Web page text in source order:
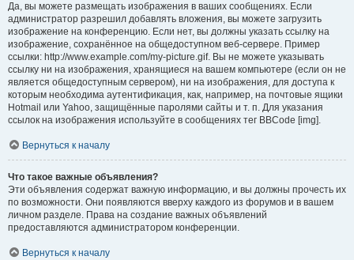
Да, вы можете размещать изображения в ваших сообщениях. Если
администратор разрешил добавлять вложения, вы можете загрузить
изображение на конференцию. Если нет, вы должны указать ссылку на
изображение, сохранённое на общедоступном веб-сервере. Пример
ссылки: http://www.example.com/my-picture.gif. Вы не можете указывать
ссылку ни на изображения, хранящиеся на вашем компьютере (если он не
является общедоступным сервером), ни на изображения, для доступа к
которым необходима аутентификация, как, например, на почтовые ящики
Hotmail или Yahoo, защищённые паролями сайты и т. п. Для указания
ссылок на изображения используйте в сообщениях тег BBCode [img].
Вернуться к началу
Что такое важные объявления?
Эти объявления содержат важную информацию, и вы должны прочесть их
по возможности. Они появляются вверху каждого из форумов и в вашем
личном разделе. Права на создание важных объявлений
предоставляются администратором конференции.
Вернуться к началу